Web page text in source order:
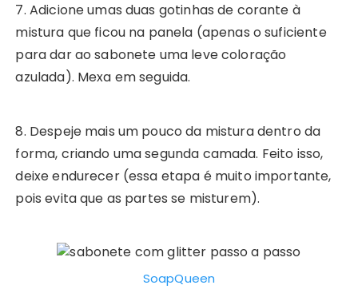
7. Adicione umas duas gotinhas de corante à
mistura que ficou na panela (apenas o suficiente
para dar ao sabonete uma leve coloração
azulada). Mexa em seguida.
8. Despeje mais um pouco da mistura dentro da
forma, criando uma segunda camada. Feito isso,
deixe endurecer (essa etapa é muito importante,
pois evita que as partes se misturem).
SoapQueen